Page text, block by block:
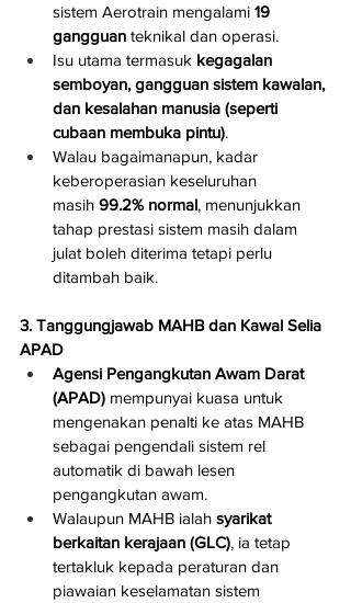
sistem Aerotrain mengalami 19
gangguan teknikal dan operasi.
Isu utama termasuk kegagalan
semboyan, gangguan sistem kawalan,
dan kesalahan manusia (seperti
cubaan membuka pintu).
Walau bagaimanapun, kadar
keberoperasian keseluruhan
masih 99.2% normal, menunjukkan
tahap prestasi sistem masih dalam
julat boleh diterima tetapi perlu
ditambah baik.
3. Tanggungjawab MAHB dan Kawal Selia
APAD
Agensi Pengangkutan Awam Darat
(APAD) mempunyai kuasa untuk
mengenakan penalti ke atas MAHB
sebagai pengendali sistem rel
automatik di bawah lesen
pengangkutan awam.
Walaupun MAHB ialah syarikat
berkaitan kerajaan (GLC), ia tetap
tertakluk kepada peraturan dan
piawaian keselamatan sistem